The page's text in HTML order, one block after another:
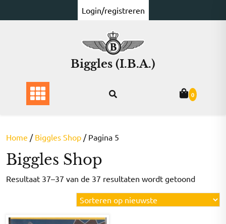
naar
Login/registreren
Biggles (I.B.A.)
0
Home / Biggles Shop / Pagina 5
Biggles Shop
Resultaat 37–37 van de 37 resultaten wordt getoond
op